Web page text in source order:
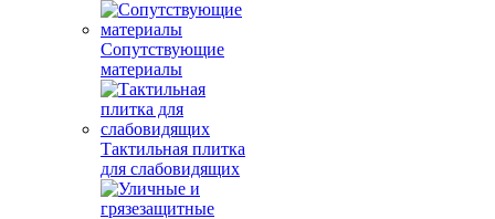
Сопутствующие
материалы
Тактильная плитка
для слабовидящих